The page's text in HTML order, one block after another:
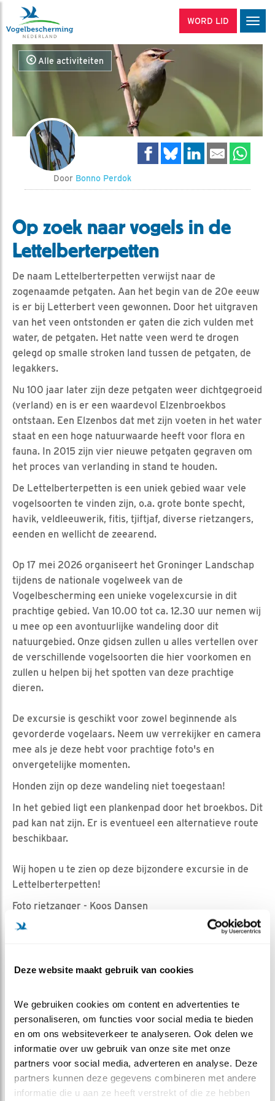
Deze website maakt gebruik van cookies
We gebruiken cookies om content en advertenties te
personaliseren, om functies voor social media te bieden
en om ons websiteverkeer te analyseren. Ook delen we
informatie over uw gebruik van onze site met onze
partners voor social media, adverteren en analyse. Deze
partners kunnen deze gegevens combineren met andere
informatie die u aan ze heeft verstrekt of die ze hebben
WORD LID
Alle activiteiten
Door Bonno Perdok
Op zoek naar vogels in de
Lettelberterpetten
De naam Lettelberterpetten verwijst naar de
zogenaamde petgaten. Aan het begin van de 20e eeuw
is er bij Letterbert veen gewonnen. Door het uitgraven
van het veen ontstonden er gaten die zich vulden met
water, de petgaten. Het natte veen werd te drogen
gelegd op smalle stroken land tussen de petgaten, de
legakkers.
Nu 100 jaar later zijn deze petgaten weer dichtgegroeid
(verland) en is er een waardevol Elzenbroekbos
ontstaan. Een Elzenbos dat met zijn voeten in het water
staat en een hoge natuurwaarde heeft voor flora en
fauna. In 2015 zijn vier nieuwe petgaten gegraven om
het proces van verlanding in stand te houden.
De Lettelberterpetten is een uniek gebied waar vele
vogelsoorten te vinden zijn, o.a. grote bonte specht,
havik, veldleeuwerik, fitis, tjiftjaf, diverse rietzangers,
eenden en wellicht de zeearend.
Op 17 mei 2026 organiseert het Groninger Landschap
tijdens de nationale vogelweek van de
Vogelbescherming een unieke vogelexcursie in dit
prachtige gebied. Van 10.00 tot ca. 12.30 uur nemen wij
u mee op een avontuurlijke wandeling door dit
natuurgebied. Onze gidsen zullen u alles vertellen over
de verschillende vogelsoorten die hier voorkomen en
zullen u helpen bij het spotten van deze prachtige
dieren.
De excursie is geschikt voor zowel beginnende als
gevorderde vogelaars. Neem uw verrekijker en camera
mee als je deze hebt voor prachtige foto's en
onvergetelijke momenten.
Honden zijn op deze wandeling niet toegestaan!
In het gebied ligt een plankenpad door het broekbos. Dit
pad kan nat zijn. Er is eventueel een alternatieve route
beschikbaar.
Wij hopen u te zien op deze bijzondere excursie in de
Lettelberterpetten!
Foto rietzanger - Koos Dansen
Aanmelden
Details
Activiteit
Wandelexcursie
Organisatie
Het Groninger Landschap
Onderwerp
moerasvogels
Doelgroep